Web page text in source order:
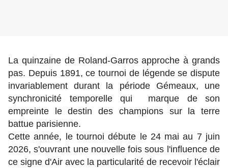
La quinzaine de Roland-Garros approche à grands
pas. Depuis 1891, ce tournoi de légende se dispute
invariablement durant la période Gémeaux, une
synchronicité temporelle qui marque de son
empreinte le destin des champions sur la terre
battue parisienne.
Cette année, le tournoi débute le 24 mai au 7 juin
2026, s'ouvrant une nouvelle fois sous l'influence de
ce signe d'Air avec la particularité de recevoir l'éclair